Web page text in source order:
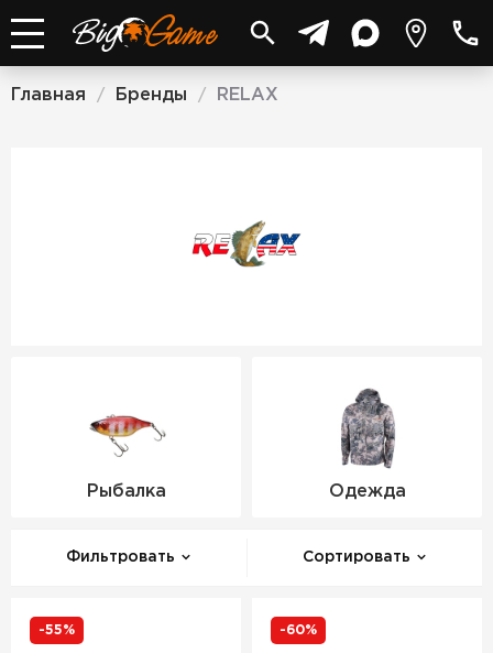
Главная / Бренды / RELAX
Рыбалка Одежда
Фильтровать Сортировать
-55% -60%